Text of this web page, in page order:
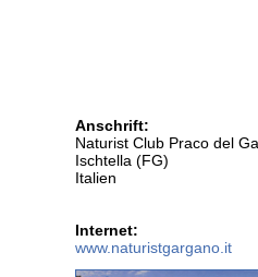
Anschrift:
Naturist Club Praco del
Ischtella (FG)
Italien
Internet:
www.naturistgargano.it